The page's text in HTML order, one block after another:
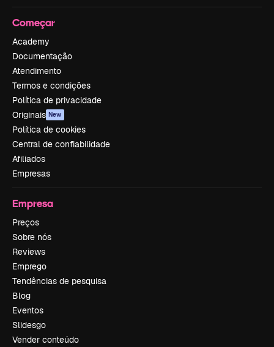
Começar
Academy
Documentação
Atendimento
Termos e condições
Política de privacidade
Originais New
Política de cookies
Central de confiabilidade
Afiliados
Empresas
Empresa
Preços
Sobre nós
Reviews
Emprego
Tendências de pesquisa
Blog
Eventos
Slidesgo
Vender conteúdo